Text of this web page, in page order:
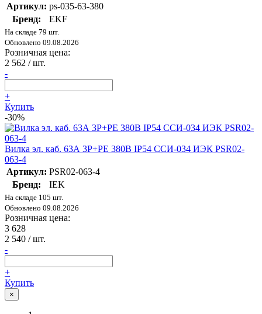
Артикул: ps-035-63-380
Бренд:
EKF
На складе 79 шт.
Обновлено 09.08.2026
Розничная цена:
2 562 / шт.
-
+
Купить
-30%
Вилка эл. каб. 63А 3P+PE 380В IP54 ССИ-034 ИЭК PSR02-
063-4
Артикул: PSR02-063-4
Бренд:
IEK
На складе 105 шт.
Обновлено 09.08.2026
Розничная цена:
3 628
2 540 / шт.
-
+
Купить
×